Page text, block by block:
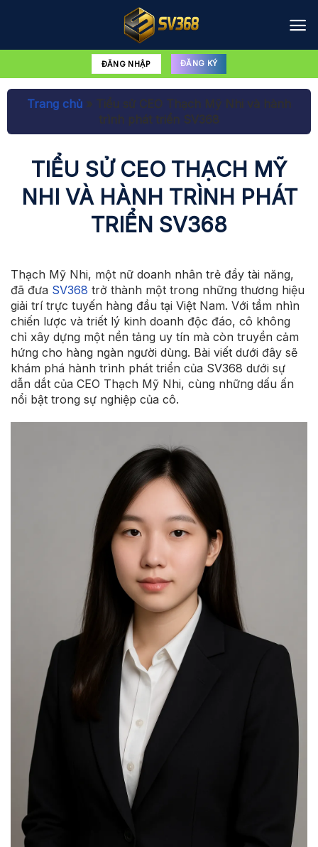
ĐĂNG NHẬP ĐĂNG KÝ
Trang chủ » Tiểu sử CEO Thạch Mỹ Nhi và hành
trình phát triển SV368
TIỂU SỬ CEO THẠCH MỸ
NHI VÀ HÀNH TRÌNH PHÁT
TRIỂN SV368
Thạch Mỹ Nhi, một nữ doanh nhân trẻ đầy tài năng,
đã đưa SV368 trở thành một trong những thương hiệu
giải trí trực tuyến hàng đầu tại Việt Nam. Với tầm nhìn
chiến lược và triết lý kinh doanh độc đáo, cô không
chỉ xây dựng một nền tảng uy tín mà còn truyền cảm
hứng cho hàng ngàn người dùng. Bài viết dưới đây sẽ
khám phá hành trình phát triển của SV368 dưới sự
dẫn dắt của CEO Thạch Mỹ Nhi, cùng những dấu ấn
nổi bật trong sự nghiệp của cô.